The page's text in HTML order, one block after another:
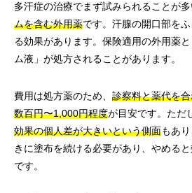
多汗症の治療でまず試みられることが多
ムを含む外用薬です。汗腺の開口部を
る効果があります。保険適用の外用薬
ム液」が処方されることがあります。
費用は処方薬のため、 診察料と薬代を
数百円〜1,000円程度が目安です。ただ
効果の個人差が大きいという側面もあ
きに塗布を続ける必要があり、やめる
です。